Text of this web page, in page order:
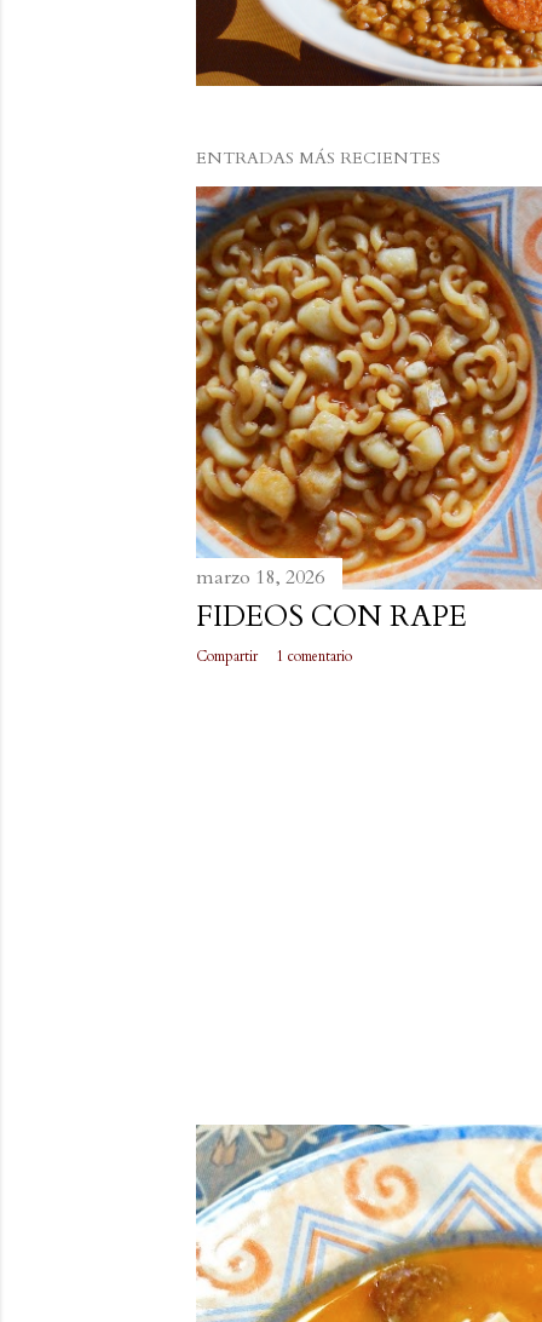
ENTRADAS MÁS RECIENTES
marzo 18, 2026
FIDEOS CON RAPE
Compartir 1 comentario